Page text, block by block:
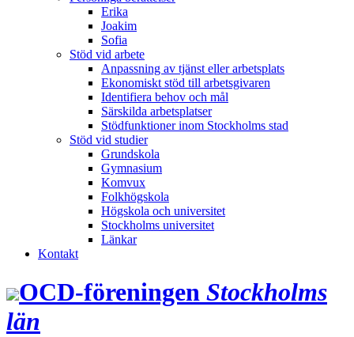
Erika
Joakim
Sofia
Stöd vid arbete
Anpassning av tjänst eller arbetsplats
Ekonomiskt stöd till arbetsgivaren
Identifiera behov och mål
Särskilda arbetsplatser
Stödfunktioner inom Stockholms stad
Stöd vid studier
Grundskola
Gymnasium
Komvux
Folkhögskola
Högskola och universitet
Stockholms universitet
Länkar
Kontakt
OCD‑föreningen Stockholms
län